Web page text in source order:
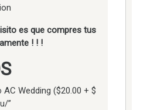
es que compres tus
! ! !
Wedding ($20.00 + $
”